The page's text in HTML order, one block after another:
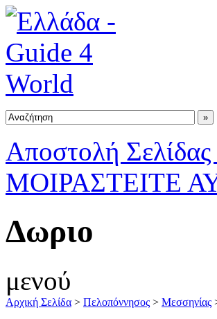
Αποστολή
ΜΟΙΡΑΣΤΕΙΤΕ
Δωριο
μενού
Αρχική Σελίδα > Πελοπόννησος > Μεσσηνίας